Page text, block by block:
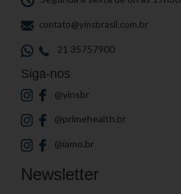
contato@yinsbrasil.com.br
21 35757900
Siga-nos
@yinsbr
@primehealth.br
@iamo.br
Newsletter